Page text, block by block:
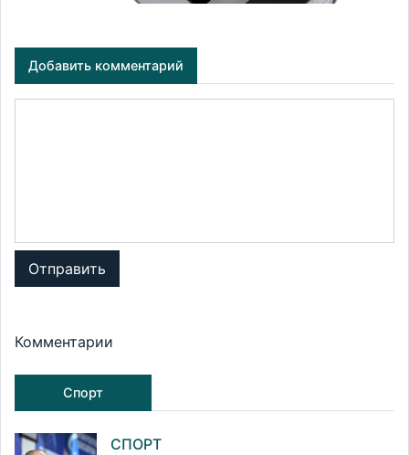
Добавить комментарий
Отправить
Комментарии
Спорт
СПОРТ